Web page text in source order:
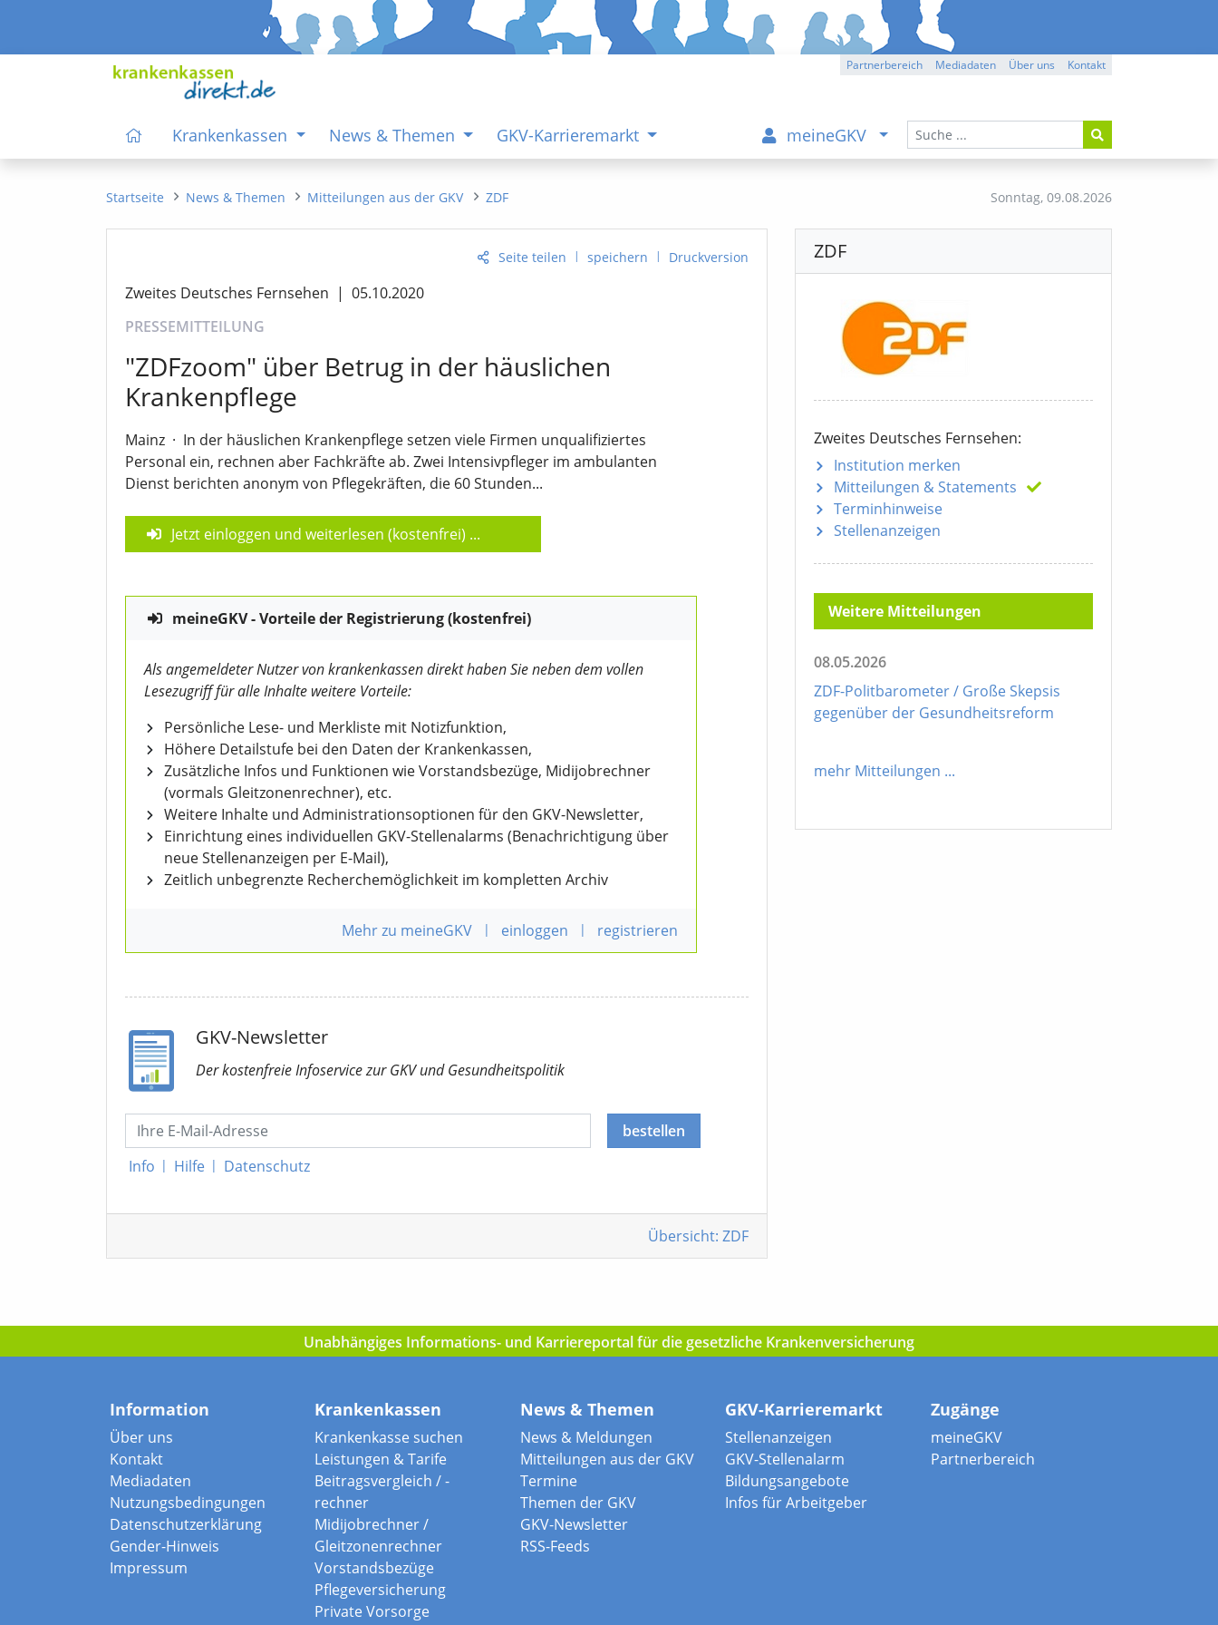
Partnerbereich Mediadaten Über uns Kontakt
Krankenkassen News & Themen GKV-Karrieremarkt meineGKV
Sonntag, 09.08.2026
Startseite News & Themen Mitteilungen aus der GKV ZDF
Seite teilen | speichern | Druckversion
Zweites Deutsches Fernsehen | 05.10.2020
PRESSEMITTEILUNG
"ZDFzoom" über Betrug in der häuslichen
Krankenpflege
Mainz · In der häuslichen Krankenpflege setzen viele Firmen unqualifiziertes
Personal ein, rechnen aber Fachkräfte ab. Zwei Intensivpfleger im ambulanten
Dienst berichten anonym von Pflegekräften, die 60 Stunden...
Jetzt einloggen und weiterlesen (kostenfrei) ...
meineGKV - Vorteile der Registrierung (kostenfrei)
Als angemeldeter Nutzer von krankenkassen direkt haben Sie neben dem vollen
Lesezugriff für alle Inhalte weitere Vorteile:
Persönliche Lese- und Merkliste mit Notizfunktion,
Höhere Detailstufe bei den Daten der Krankenkassen,
Zusätzliche Infos und Funktionen wie Vorstandsbezüge, Midijobrechner
(vormals Gleitzonenrechner), etc.
Weitere Inhalte und Administrationsoptionen für den GKV-Newsletter,
Einrichtung eines individuellen GKV-Stellenalarms (Benachrichtigung über
neue Stellenanzeigen per E-Mail),
Zeitlich unbegrenzte Recherchemöglichkeit im kompletten Archiv
Mehr zu meineGKV | einloggen | registrieren
GKV-Newsletter
Der kostenfreie Infoservicezur GKVund Gesundheitspolitik
Info | Hilfe | Datenschutz
bestellen
Übersicht: ZDF
ZDF
Zweites Deutsches Fernsehen:
Institution merken
Mitteilungen & Statements
Terminhinweise
Stellenanzeigen
Weitere Mitteilungen
08.05.2026
ZDF-Politbarometer / Große Skepsis
gegenüber der Gesundheitsreform
mehr Mitteilungen ...
Unabhängiges Informations- und Karriereportal für die gesetzliche Krankenversicherung
Information
Über uns
Kontakt
Mediadaten
Nutzungsbedingungen
Datenschutzerklärung
Gender-Hinweis
Impressum
Krankenkassen
Krankenkasse suchen
Leistungen & Tarife
Beitragsvergleich / -
rechner
Midijobrechner /
Gleitzonenrechner
Vorstandsbezüge
Pflegeversicherung
Private Vorsorge
News & Themen
News & Meldungen
Mitteilungen aus der GKV
Termine
Themen der GKV
GKV-Newsletter
RSS-Feeds
GKV-Karrieremarkt
Stellenanzeigen
GKV-Stellenalarm
Bildungsangebote
Infos für Arbeitgeber
Zugänge
meineGKV
Partnerbereich